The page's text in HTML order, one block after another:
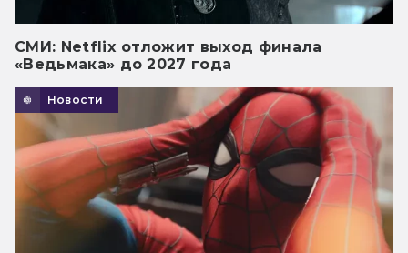
СМИ: Netflix отложит выход финала
«Ведьмака» до 2027 года
Новости